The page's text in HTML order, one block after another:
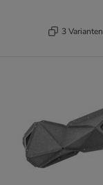
3 Varianten